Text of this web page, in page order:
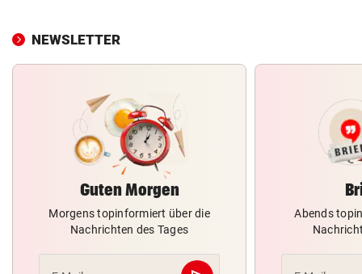
NEWSLETTER
Guten Morgen
Morgens topinformiert über die
Nachrichten des Tages
Abends